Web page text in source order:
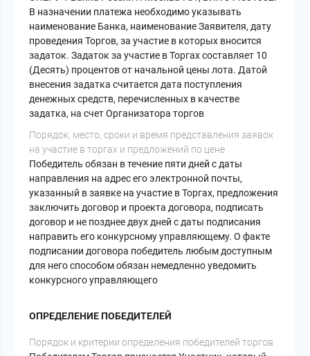
В назначении платежа необходимо указывать
наименование Банка, наименование Заявителя, дату
проведения Торгов, за участие в которых вносится
задаток. Задаток за участие в Торгах составляет 10
(Десять) процентов от начальной цены лота. Датой
внесения задатка считается дата поступления
денежных средств, перечисленных в качестве
задатка, на счет Организатора торгов
Порядок, место, сроки и время представления заявок
на участие в торгах и предложений по цене
Победитель обязан в течение пяти дней с даты
направления на адрес его электронной почты,
указанный в заявке на участие в Торгах, предложения
заключить договор и проекта договора, подписать
договор и не позднее двух дней с даты подписания
направить его конкурсному управляющему. О факте
подписании договора победитель любым доступным
для него способом обязан немедленно уведомить
конкурсного управляющего
ОПРЕДЕЛЕНИЕ ПОБЕДИТЕЛЕЙ
Порядок и критерии определения победителей торгов